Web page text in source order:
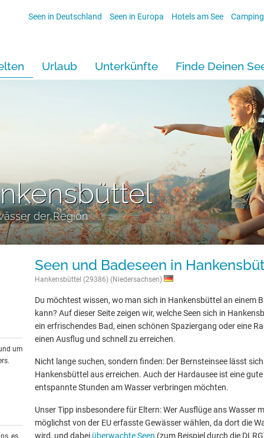
Seen in Deutschland Seen in Europa Hotels am See
Urlaub Unterkünfte Finde Deinen
der Region
um
es
Seen und Badeseen in
Hankensbüttel (29386) (Niedersachsen)
Du möchtest wissen, wo man sich in Hankensbüttel an einem
kann? Auf dieser Seite zeigen wir, welche Seen sich in
ein erfrischendes Bad, einen schönen Spaziergang oder eine
einen Ausflug und schnell zu erreichen.
Nicht lange suchen, sondern finden: Der Bernsteinsee lässt
Hankensbüttel aus erreichen. Auch der Hardausee ist eine
entspannte Stunden am Wasser verbringen möchten.
Unser Tipp insbesondere für Eltern: Wer Ausflüge ans Wasser
möglichst von der EU erfasste Gewässer wählen, da dort die
wird, und dabei überwachte Seen (zum Beispiel durch die